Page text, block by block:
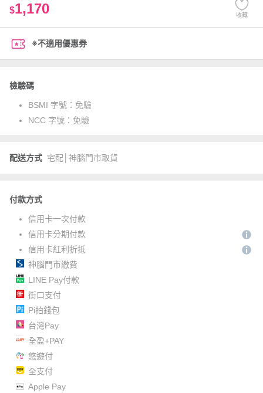
$1,170 收藏
※不適用優惠券
檢驗碼
BSMI 字號： 免驗
NCC 字號： 免驗
配送方式 宅配│神腦門市取貨
付款方式
信用卡一次付款
信用卡分期付款
信用卡紅利折抵
神腦門市繳費
LINE Pay付款
街口支付
Pi拍錢包
台灣Pay
全盈+PAY
悠遊付
全支付
Apple Pay